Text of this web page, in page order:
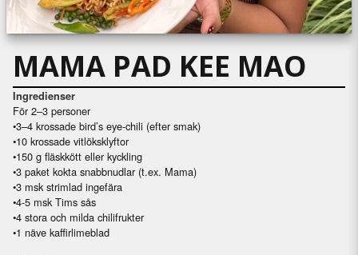
MAMA PAD KEE MAO
Ingredienser
För 2–3 personer
•3–4 krossade bird’s eye-chili (efter smak)
•10 krossade vitlöksklyftor
•150 g fläskkött eller kyckling
•3 paket kokta snabbnudlar (t.ex. Mama)
•3 msk strimlad ingefära
•4-5 msk Tims sås
•4 stora och milda chilifrukter
•1 näve kaffirlimeblad